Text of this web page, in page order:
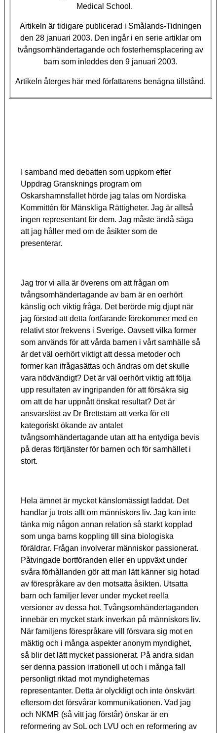
Medical School.
Artikeln är tidigare publicerad i Smålands-Tidningen
den 28 januari 2003. Den ingår i en serie artiklar om
tvångsomhändertagande och fosterhemsplacering av
barn som inleddes den 9 januari 2003.
Artikeln återges här med författarens benägna tillstånd.
I samband med debatten som uppkom efter
Uppdrag Gransknings program om
Oskarshamnsfallet hörde jag talas om Nordiska
Kommittén för Mänskliga Rättigheter. Jag är alltså
ingen representant för dem. Jag måste ändå säga
att jag håller med om de åsikter som de
presenterar.
Jag tror vi alla är överens om att frågan om
tvångsomhändertagande av barn är en oerhört
känslig och viktig fråga. Det berörde mig djupt när
jag förstod att detta fortfarande förekommer med en
relativt stor frekvens i Sverige. Oavsett vilka former
som används för att vårda barnen i vårt samhälle så
är det väl oerhört viktigt att dessa metoder och
former kan ifrågasättas och ändras om det skulle
vara nödvändigt? Det är väl oerhört viktig att följa
upp resultaten av ingripanden för att försäkra sig
om att de har uppnått önskat resultat? Det är
ansvarslöst av Dr Brettstam att verka för ett
kategoriskt ökande av antalet
tvångsomhändertagande utan att ha entydiga bevis
på deras förtjänster för barnen och för samhället i
stort.
Hela ämnet är mycket känslomässigt laddat. Det
handlar ju trots allt om människors liv. Jag kan inte
tänka mig någon annan relation så starkt kopplad
som unga barns koppling till sina biologiska
föräldrar. Frågan involverar människor passionerat.
Påtvingade bortföranden eller en uppväxt under
svåra förhållanden gör att man lätt känner sig hotad
av förespråkare av den motsatta åsikten. Utsatta
barn och familjer lever under mycket reella
versioner av dessa hot. Tvångsomhändertaganden
innebär en mycket stark inverkan på människors liv.
När familjens förespråkare vill försvara sig mot en
mäktig och i många aspekter anonym myndighet,
så blir det lätt mycket passionerat. På andra sidan
ser denna passion irrationell ut och i många fall
personligt riktad mot myndigheternas
representanter. Detta är olyckligt och inte önskvärt
eftersom det försvårar kommunikationen. Vad jag
och NKMR (så vitt jag förstår) önskar är en
reformering av SoL och LVU och en reformering av